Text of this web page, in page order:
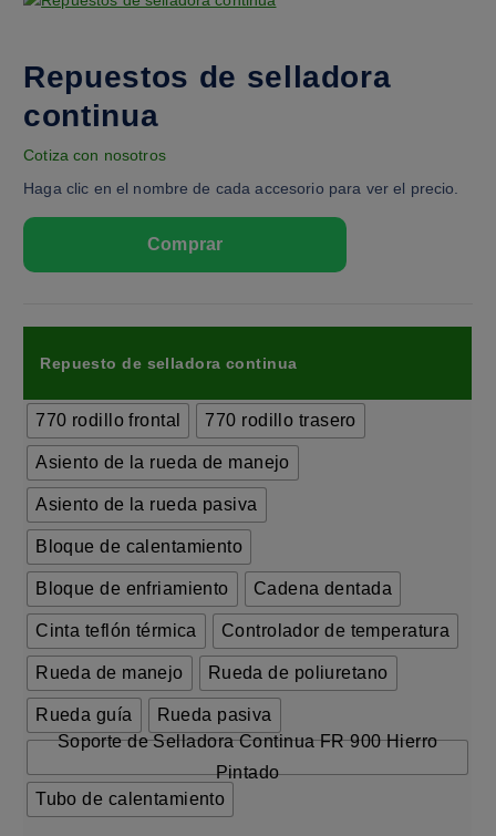
Repuestos de selladora
continua
Cotiza con nosotros
Haga clic en el nombre de cada accesorio para ver el precio.
Repuesto de selladora continua
770 rodillo frontal 770 rodillo trasero
Asiento de la rueda de manejo
Asiento de la rueda pasiva
Bloque de calentamiento
Bloque de enfriamiento Cadena dentada
Cinta teflón térmica Controlador de temperatura
Rueda de manejo Rueda de poliuretano
Rueda guía
Rueda pasiva
Soporte de Selladora Continua FR 900 Hierro
Pintado
Tubo de calentamiento